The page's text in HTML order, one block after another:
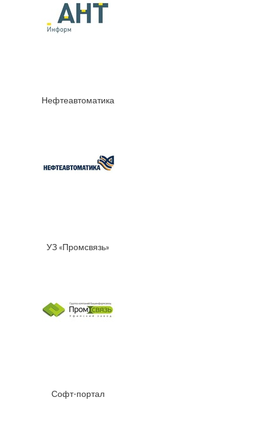
Нефтеавтоматика
УЗ «Промсвязь»
Софт-портал